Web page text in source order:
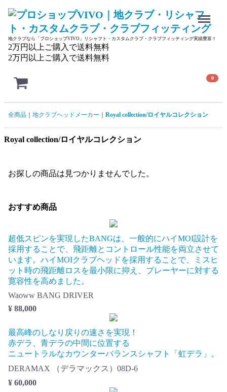
地クラブなら「プロショップVIVO」リシャフト・カスタムクラブ・クラブフィッティング実績豊富！
2万円以上ご購入で送料無料
2万円以上ご購入で送料無料
0
Menu
全商品 地クラブヘッドメーカー Royal collection/ロイヤルコレクション
Royal collection/ロイヤルコレクション
お探しの商品は見つかりませんでした。
おすすめ商品
超低スピンを実現したBANGは、一般的にハイMOI設計を
採用することで、飛距離とコントロール性能を両立させて
います。ハイMOIクラブヘッドを採用することで、ミスヒ
ット時の飛距離ロスを最小限に抑え、プレーヤーに対する
寛容性を高めました。
Waoww BANG DRIVER
¥ 88,000
最高峰のしなり戻りの速さを実現！
赤デラ、青デラの中間に位置する
ニュートラルなカウンターバランスシャフト「虹デラ」。
DERAMAX （デラマックス）08D-6
¥ 60,000